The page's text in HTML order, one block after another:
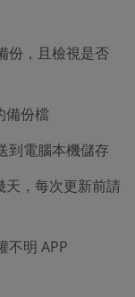
份，且檢視是否
備份檔
到電腦本機儲存
天，每次更新前請
不明 APP